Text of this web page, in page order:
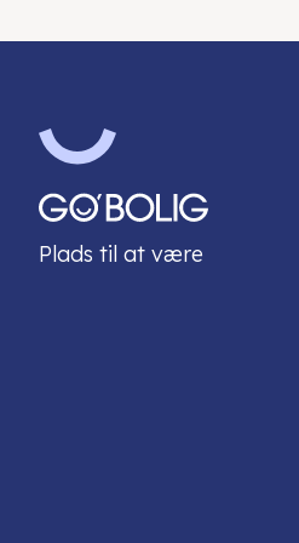
Plads til at være